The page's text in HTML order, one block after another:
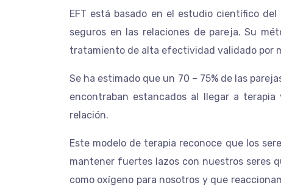
EFT está basado en el estudio científico
seguros en las relaciones de pareja. Su
tratamiento de alta efectividad validado por
Se ha estimado que un 70 – 75% de las
encontraban estancados al llegar a
relación.
Este modelo de terapia reconoce que los
mantener fuertes lazos con nuestros seres
como oxígeno para nosotros y que